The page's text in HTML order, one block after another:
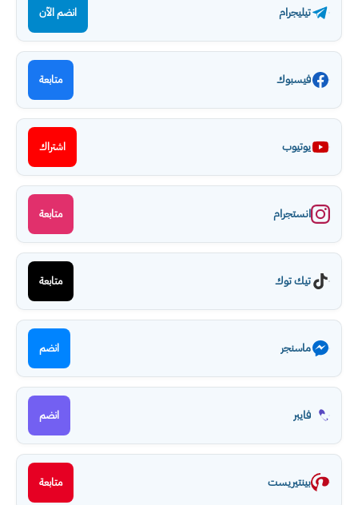
تيليجرام انضم الآن
فيسبوك متابعة
يوتيوب اشتراك
انستجرام متابعة
تيك توك متابعة
ماسنجر انضم
فايبر انضم
بينتيريست متابعة